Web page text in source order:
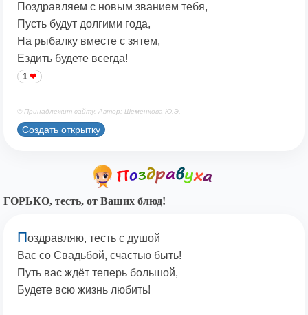
Поздравляем с новым званием тебя,
Пусть будут долгими года,
На рыбалку вместе с зятем,
Ездить будете всегда!
1
© Принадлежит сайту. Автор: Шеменкова Ю.Э.
Создать открытку
ГОРЬКО, тесть, от Ваших блюд!
Поздравляю, тесть с душой
Вас со Свадьбой, счастью быть!
Путь вас ждёт теперь большой,
Будете всю жизнь любить!